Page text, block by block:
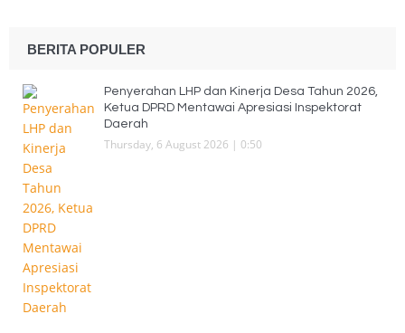
BERITA POPULER
Penyerahan LHP dan Kinerja Desa Tahun 2026,
Ketua DPRD Mentawai Apresiasi Inspektorat
Daerah
Thursday, 6 August 2026 | 0:50